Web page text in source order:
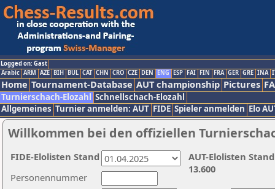
Logged on: Gast
Arabic ARM AZE BIH BUL CAT CHN CRO CZE DEN ENG ESP FAI FIN FRA GER GRE INA
Home Tournament-Database AUT championship Pictures
Turnierschach-Elozahl Schnellschach-Elozahl
Allgemeines Turnier anmelden: AUT FIDE Spieler anmelden Elo
Willkommen bei den offiziellen
Personennummer
AUT-Elolisten
13.600
FIDE-Elolisten Stand